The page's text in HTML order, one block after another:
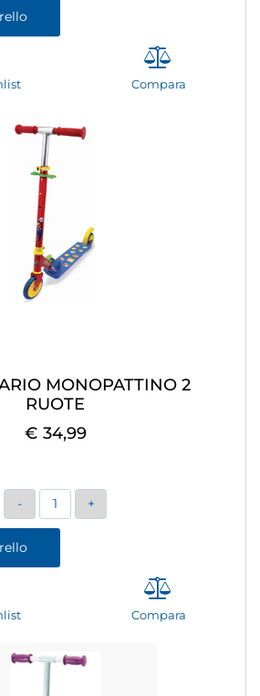
Compara
MONOPATTINO 2
RUOTE
€ 34,99
Quantità
Compara